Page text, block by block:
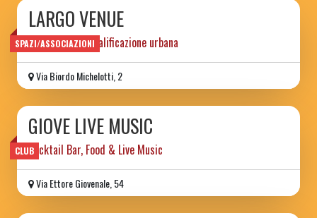
SPAZI/ASSOCIAZIONI
LARGO VENUE
progetto di riqualificazione urbana
Via Biordo Michelotti, 2
CLUB
GIOVE LIVE MUSIC
Cocktail Bar, Food & Live Music
Via Ettore Giovenale, 54